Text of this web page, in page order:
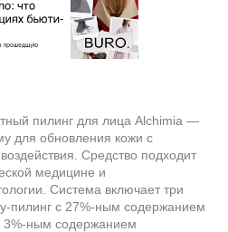
пилинг для лица Alchimia —
для обновления кожи с
Средство подходит
медицине и
Система включает три
пилинг с 27%-ным содержанием
3%-ным содержанием